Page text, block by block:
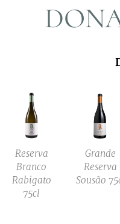
Reserva
Branco
Rabigato
75cl
Grande
Reserva
Sousão